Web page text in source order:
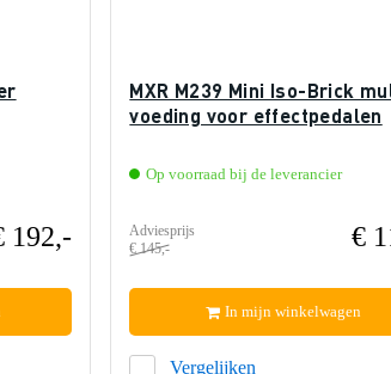
192,-
MXR M239 Mini Iso-Brick
voeding voor effectpedalen
Op voorraad bij de leverancier
Adviesprijs
€ 145,-
€
Vergelijken
In mijn winkelwagen